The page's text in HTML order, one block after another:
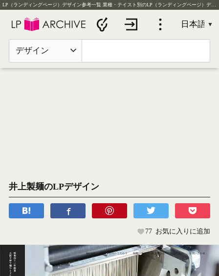
LP（ランディングページ）デザイン参考一覧 業種・テイスト別のLP（ランディングページ）デザイン実例を毎日更新
デザイン
井上製麺のLPデザイン
77 お気に入りに追加